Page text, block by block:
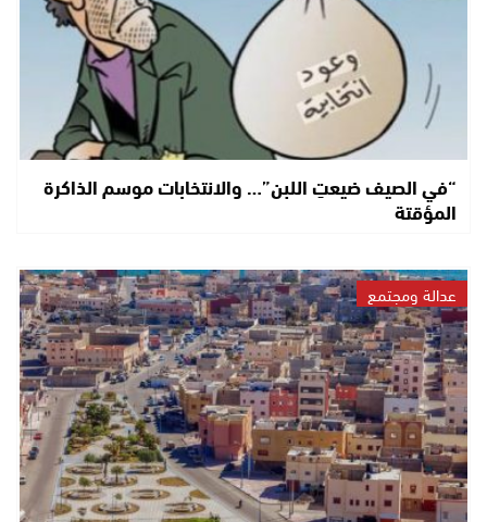
“في الصيف ضيعتِ اللبن”… والانتخابات موسم الذاكرة
المؤقتة
عدالة ومجتمع